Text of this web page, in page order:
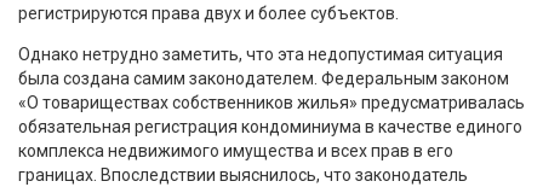
регистрируются права двух и более субъектов.
Однако нетрудно заметить, что эта недопустимая ситуация
была создана самим законодателем. Федеральным законом
«О товариществах собственников жилья» предусматривалась
обязательная регистрация кондоминиума в качестве единого
комплекса недвижимого имущества и всех прав в его
границах. Впоследствии выяснилось, что законодатель